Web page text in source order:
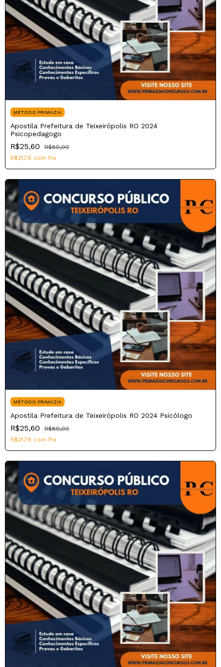
MÉTODO PRIMAZIA
Apostila Prefeitura de Teixeirópolis RO 2024
Psicopedagogo
R$25,60
R$80,00
R$21,76 com Pix
MÉTODO PRIMAZIA
Apostila Prefeitura de Teixeirópolis RO 2024 Psicólogo
R$25,60
R$80,00
R$21,76 com Pix